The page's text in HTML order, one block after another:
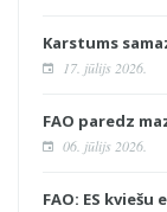
Karstums
17. jūlijs 2026.
FAO paredz
06. jūlijs 2026.
FAO: ES